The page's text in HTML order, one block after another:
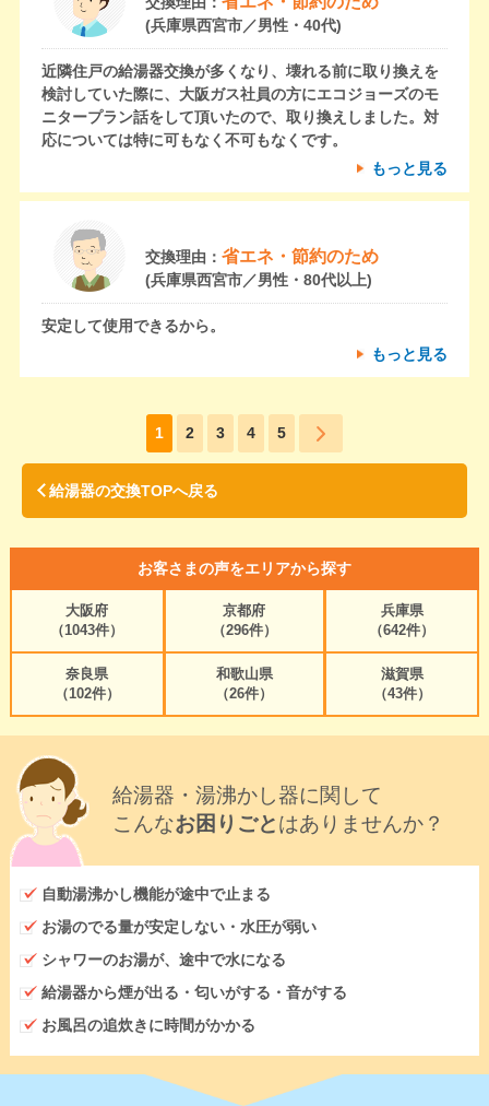
(兵庫県西宮市／男性・40代)
近隣住戸の給湯器交換が多くなり、壊れる前に取り換えを
検討していた際に、大阪ガス社員の方にエコジョーズのモ
ニタープラン話をして頂いたので、取り換えしました。対
応については特に可もなく不可もなくです。
もっと見る
交換理由： 省エネ・節約のため
(兵庫県西宮市／男性・80代以上)
安定して使用できるから。
もっと見る
1 2 3 4 5
給湯器の交換TOPへ戻る
お客さまの声をエリアから探す
大阪府
（1043件）
京都府
（296件）
兵庫県
（642件）
奈良県
（102件）
和歌山県
（26件）
滋賀県
（43件）
給湯器・湯沸かし器に関して
こんなお困りごとはありませんか？
自動湯沸かし機能が途中で止まる
お湯のでる量が安定しない・水圧が弱い
シャワーのお湯が、途中で水になる
給湯器から煙が出る・匂いがする・音がする
お風呂の追炊きに時間がかかる